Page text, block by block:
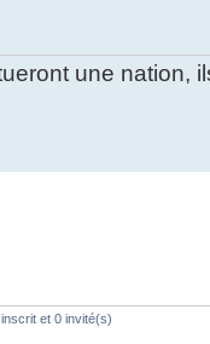
une nation,
et 0 invité(s)